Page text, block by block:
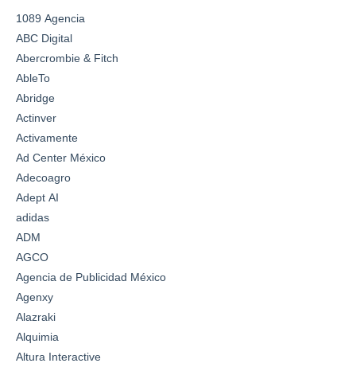
1089 Agencia
ABC Digital
Abercrombie & Fitch
AbleTo
Abridge
Actinver
Activamente
Ad Center México
Adecoagro
Adept AI
adidas
ADM
AGCO
Agencia de Publicidad México
Agenxy
Alazraki
Alquimia
Altura Interactive